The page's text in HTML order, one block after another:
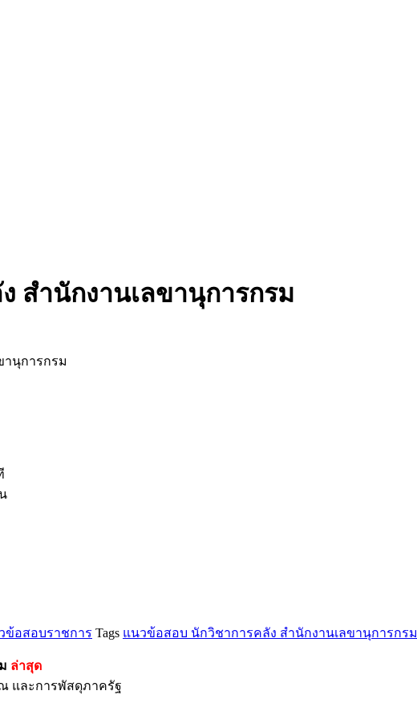
สำนักงานเลขานุการกรม
านุการกรม
ข้อสอบราชการ Tags แนวข้อสอบ นักวิชาการคลัง สำนักงานเลขานุการกรม
ล่าสุด
และการพัสดุภาครัฐ